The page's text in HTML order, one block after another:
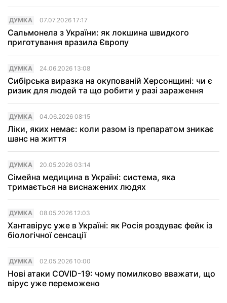
ДУМКА 07.07.2026 17:17
Сальмонела з України: як локшина швидкого
приготування вразила Європу
ДУМКА 24.06.2026 13:08
Сибірська виразка на окупованій Херсонщині: чи є
ризик для людей та що робити у разі зараження
ДУМКА 04.06.2026 08:15
Ліки, яких немає: коли разом із препаратом зникає
шанс на життя
ДУМКА 20.05.2026 03:14
Сімейна медицина в Україні: система, яка
тримається на виснажених людях
ДУМКА 08.05.2026 12:03
Хантавірус уже в Україні: як Росія роздуває фейк із
біологічної сенсації
ДУМКА 02.05.2026 10:00
Нові атаки COVID-19: чому помилково вважати, що
вірус уже переможено